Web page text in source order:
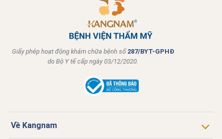
Giấy phép hoạt động khám chữa bệnh số 287/BYT-GPHĐ
do Bộ Y tế cấp ngày 03/12/2020.
Về Kangnam